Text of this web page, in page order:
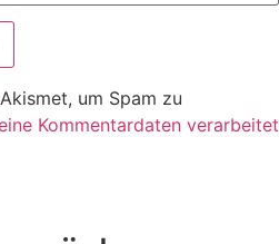
um Spam zu
Kommentardaten verarbeitet